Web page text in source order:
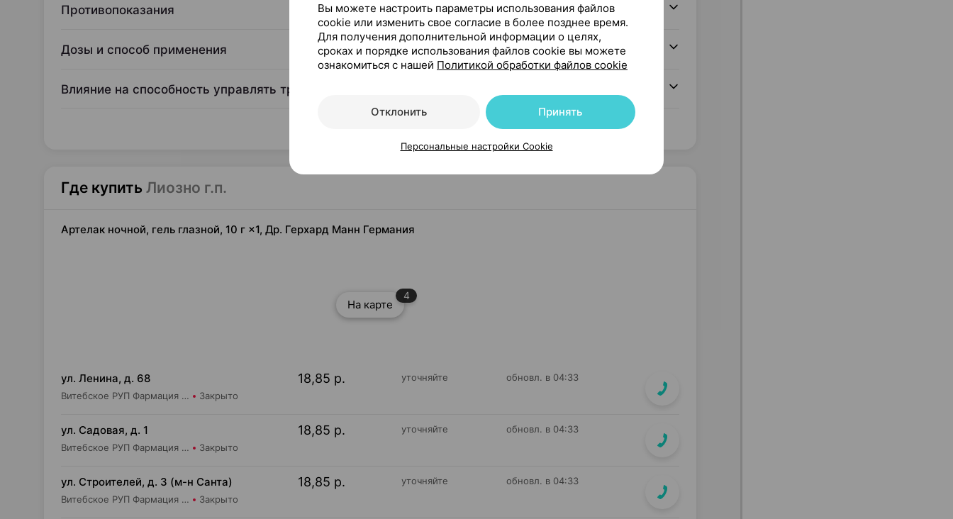
Противопоказания
Дозы и способ применения
Влияние на способность управлять транспортными средствами и работать с механизмами
Где купить Лиозно г.п.
Артелак ночной, гель глазной, 10 г ×1, Др. Герхард Манн Германия
На карте
4
ул. Ленина, д. 68
Витебское РУП Фармация Центральная районная аптека №16 Закрыто
18,85 р. уточняйте обновл. в 04:33
ул. Садовая, д. 1
Витебское РУП Фармация Аптека №190 Закрыто
18,85 р. уточняйте обновл. в 04:33
ул. Строителей, д. 3 (м-н Санта)
Витебское РУП Фармация Аптека №405 Закрыто
18,85 р. уточняйте обновл. в 04:33
Вы можете настроить параметры использования файлов
cookie или изменить свое согласие в более позднее время.
Для получения дополнительной информации о целях,
сроках и порядке использования файлов cookie вы можете
ознакомиться с нашей Политикой обработки файлов cookie
Отклонить Принять
Персональные настройки Cookie